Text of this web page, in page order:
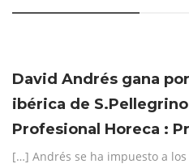
David Andrés gana
ibérica de
Profesional Horeca :
[…] Andrés se ha impuesto a